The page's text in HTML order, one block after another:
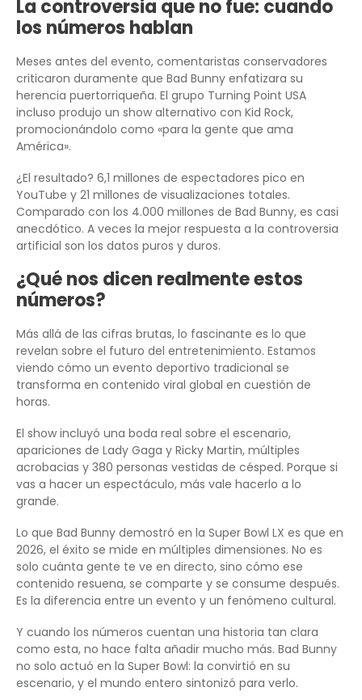
La controversia que no fue: cuando
los números hablan
Meses antes del evento, comentaristas conservadores
criticaron duramente que Bad Bunny enfatizara su
herencia puertorriqueña. El grupo Turning Point USA
incluso produjo un show alternativo con Kid Rock,
promocionándolo como «para la gente que ama
América».
¿El resultado? 6,1 millones de espectadores pico en
YouTube y 21 millones de visualizaciones totales.
Comparado con los 4.000 millones de Bad Bunny, es casi
anecdótico. A veces la mejor respuesta a la controversia
artificial son los datos puros y duros.
¿Qué nos dicen realmente estos
números?
Más allá de las cifras brutas, lo fascinante es lo que
revelan sobre el futuro del entretenimiento. Estamos
viendo cómo un evento deportivo tradicional se
transforma en contenido viral global en cuestión de
horas.
El show incluyó una boda real sobre el escenario,
apariciones de Lady Gaga y Ricky Martin, múltiples
acrobacias y 380 personas vestidas de césped. Porque si
vas a hacer un espectáculo, más vale hacerlo a lo
grande.
Lo que Bad Bunny demostró en la Super Bowl LX es que en
2026, el éxito se mide en múltiples dimensiones. No es
solo cuánta gente te ve en directo, sino cómo ese
contenido resuena, se comparte y se consume después.
Es la diferencia entre un evento y un fenómeno cultural.
Y cuando los números cuentan una historia tan clara
como esta, no hace falta añadir mucho más. Bad Bunny
no solo actuó en la Super Bowl: la convirtió en su
escenario, y el mundo entero sintonizó para verlo.